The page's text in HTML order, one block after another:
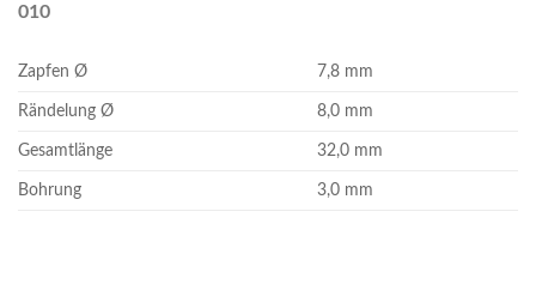
010
Zapfen Ø 7,8 mm
Rändelung Ø 8,0 mm
Gesamtlänge 32,0 mm
Bohrung 3,0 mm